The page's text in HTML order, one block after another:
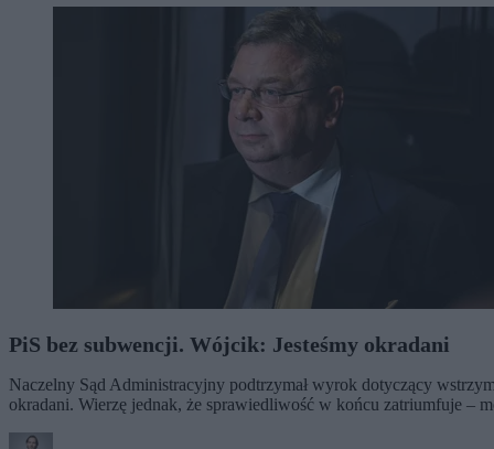
PiS bez subwencji. Wójcik: Jesteśmy okradani
Naczelny Sąd Administracyjny podtrzymał wyrok dotyczący
okradani. Wierzę jednak, że sprawiedliwość w końcu zatriumfuje –